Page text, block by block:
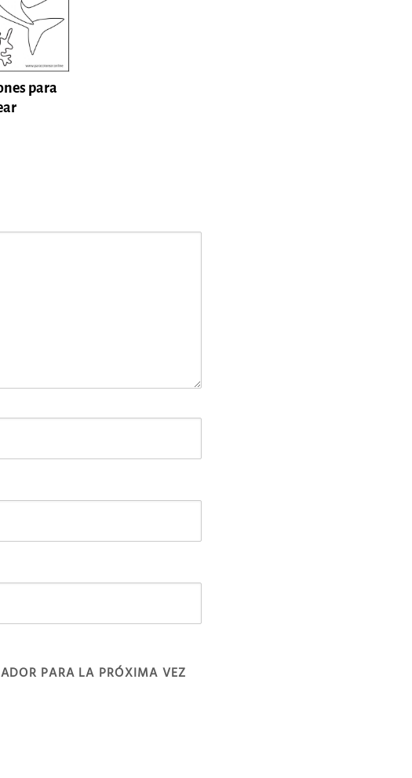
para
PARA LA PRÓXIMA VEZ